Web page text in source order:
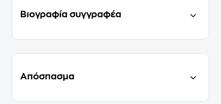
Βιογραφία συγγραφέα
Απόσπασμα